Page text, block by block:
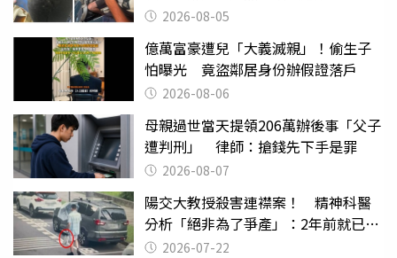
2026-08-05
億萬富豪遭兒「大義滅親」！偷生子
怕曝光 竟盜鄰居身份辦假證落戶
2026-08-06
母親過世當天提領206萬辦後事「父子
遭判刑」 律師：搶錢先下手是罪
2026-08-07
陽交大教授殺害連襟案！ 精神科醫
分析「絕非為了爭產」：2年前就已言
行詭異
2026-07-22